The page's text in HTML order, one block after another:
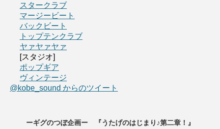
スタークラブ
マージービート
バックビート
トップテンクラブ
ヤァヤァヤァ
[スタジオ]
ポップギア
ヴィンテージ
@kobe_sound からのツイート
ーギグのつぼ企画ー 『うたげのはじまり♪第二章！』